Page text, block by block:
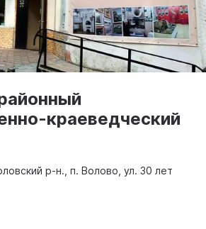
краеведческий
р-н., п. Волово, ул. 30 лет